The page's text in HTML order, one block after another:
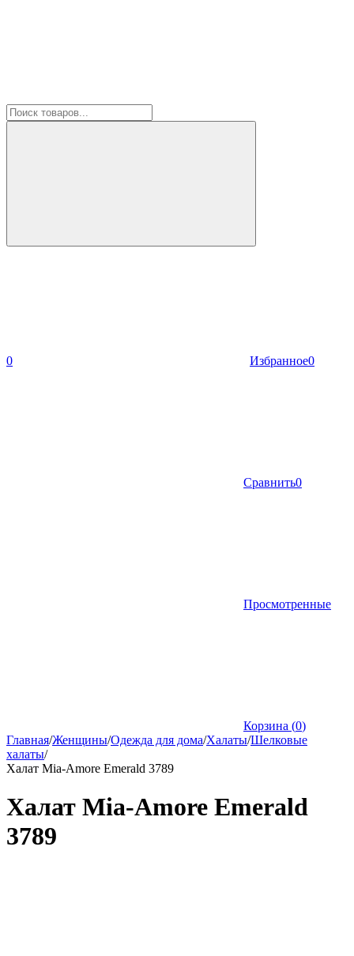
0 Избранное0
Сравнить0
Просмотренные
Корзина (0)
Главная/Женщины/Одежда для дома/Халаты/Шелковые
халаты/
Халат Mia-Amore Emerald 3789
Халат Mia-Amore Emerald
3789